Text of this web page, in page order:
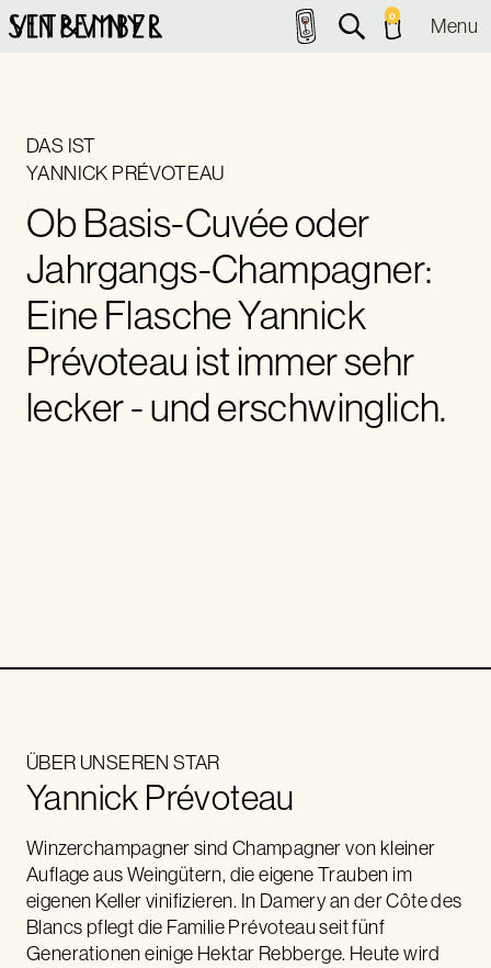
0 Menu
DAS IST
YANNICK PRÉVOTEAU
Ob Basis-Cuvée oder
Jahrgangs-Champagner:
Eine Flasche Yannick
Prévoteau ist immer sehr
lecker - und erschwinglich.
ÜBER UNSEREN STAR
Yannick Prévoteau
Winzerchampagner sind Champagner von kleiner
Auflage aus Weingütern, die eigene Trauben im
eigenen Keller vinifizieren. In Damery an der Côte des
Blancs pflegt die Familie Prévoteau seit fünf
Generationen einige Hektar Rebberge. Heute wird